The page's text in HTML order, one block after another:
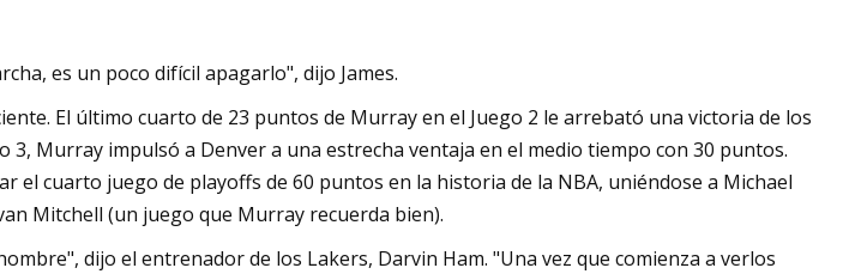
es un poco difícil apagarlo", dijo James.
El último cuarto de 23 puntos de Murray en el Juego 2 le arrebató una victoria de los
3, Murray impulsó a Denver a una estrecha ventaja en el medio tiempo con 30 puntos.
el cuarto juego de playoffs de 60 puntos en la historia de la NBA, uniéndose a Michael
Mitchell (un juego que Murray recuerda bien).
dijo el entrenador de los Lakers, Darvin Ham. "Una vez que comienza a verlos